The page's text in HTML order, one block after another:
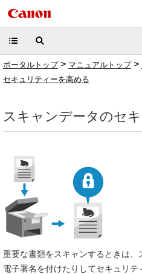
ポータルトップ> マニュアルトップ>
セキュリティーを高める
スキャンデータのセ
重要な書類をスキャンするときは、
電子署名を付けたりしてセキュリテ